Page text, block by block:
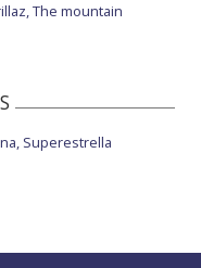
The mountain
Superestrella